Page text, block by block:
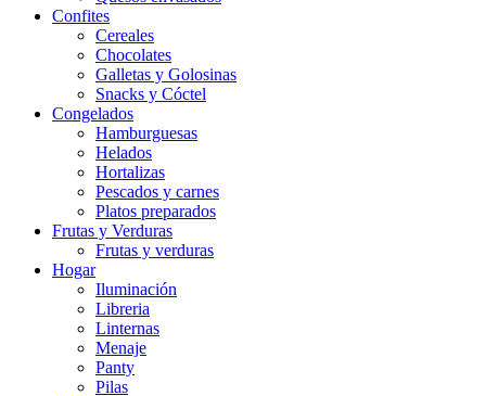
Confites
Cereales
Chocolates
Galletas y Golosinas
Snacks y Cóctel
Congelados
Hamburguesas
Helados
Hortalizas
Pescados y carnes
Platos preparados
Frutas y Verduras
Frutas y verduras
Hogar
Iluminación
Libreria
Linternas
Menaje
Panty
Pilas